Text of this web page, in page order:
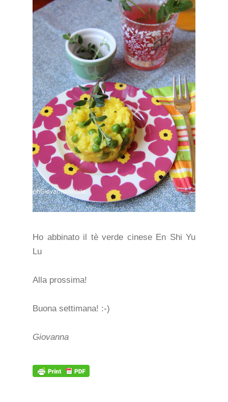
Ho abbinato il tè verde cinese En Shi Yu
Lu
Alla prossima!
Buona settimana! :-)
Giovanna